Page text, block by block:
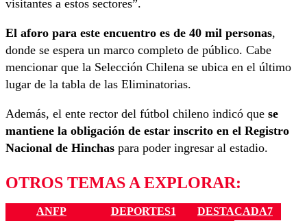
visitantes a estos sectores”.
El aforo para este encuentro es de 40 mil personas,
donde se espera un marco completo de público. Cabe
mencionar que la Selección Chilena se ubica en el último
lugar de la tabla de las Eliminatorias.
Además, el ente rector del fútbol chileno indicó que se
mantiene la obligación de estar inscrito en el Registro
Nacional de Hinchas para poder ingresar al estadio.
OTROS TEMAS A EXPLORAR:
ANFP DEPORTES1
DESTACADA7